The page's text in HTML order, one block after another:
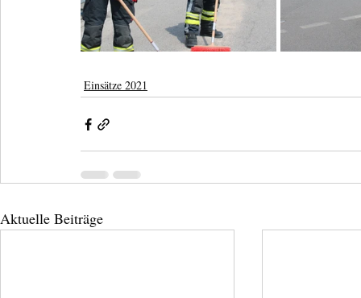
Einsätze 2021
Aktuelle Beiträge